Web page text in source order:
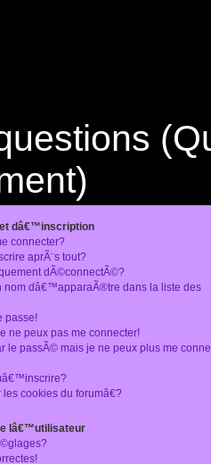
dâ€™inscription
connecter?
aprÃ¨s tout?
dÃ©connectÃ©?
nom dâ€™apparaÃ®tre dans la liste des
passe!
ne peux pas me connecter!
le passÃ© mais je ne peux plus me
cookies du forumâ€?
lâ€™utilisateur